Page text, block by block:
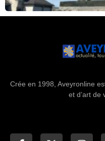
Crée en 1998, Aveyronline
et d’art de